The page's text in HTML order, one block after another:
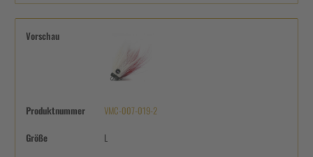
Vorschau
Produktnummer VMC-007-019-2
Größe L